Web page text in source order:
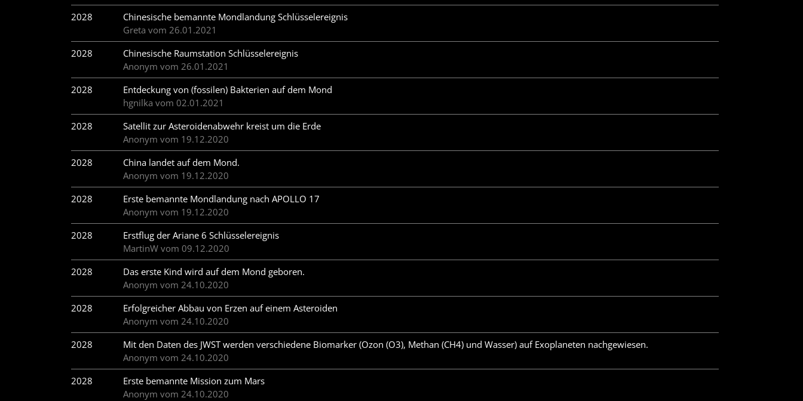
2028
Chinesische bemannte Mondlandung Schlüsselereignis
Greta vom 26.01.2021
2028
Chinesische Raumstation Schlüsselereignis
Anonym vom 26.01.2021
2028
Entdeckung von (fossilen) Bakterien auf dem Mond
hgnilka vom 02.01.2021
2028
Satellit zur Asteroidenabwehr kreist um die Erde
Anonym vom 19.12.2020
2028
China landet auf dem Mond.
Anonym vom 19.12.2020
2028
Erste bemannte Mondlandung nach APOLLO 17
Anonym vom 19.12.2020
2028
Erstflug der Ariane 6 Schlüsselereignis
MartinW vom 09.12.2020
2028
Das erste Kind wird auf dem Mond geboren.
Anonym vom 24.10.2020
2028
Erfolgreicher Abbau von Erzen auf einem Asteroiden
Anonym vom 24.10.2020
2028
Mit den Daten des JWST werden verschiedene Biomarker (Ozon (O3), Methan (CH4) und Wasser) auf Exoplaneten nachgewiesen.
Anonym vom 24.10.2020
2028
Erste bemannte Mission zum Mars
Anonym vom 24.10.2020